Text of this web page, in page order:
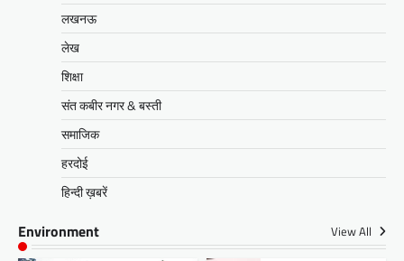
लखनऊ
लेख
शिक्षा
संत कबीर नगर & बस्ती
समाजिक
हरदोई
हिन्दी ख़बरें
Environment View All